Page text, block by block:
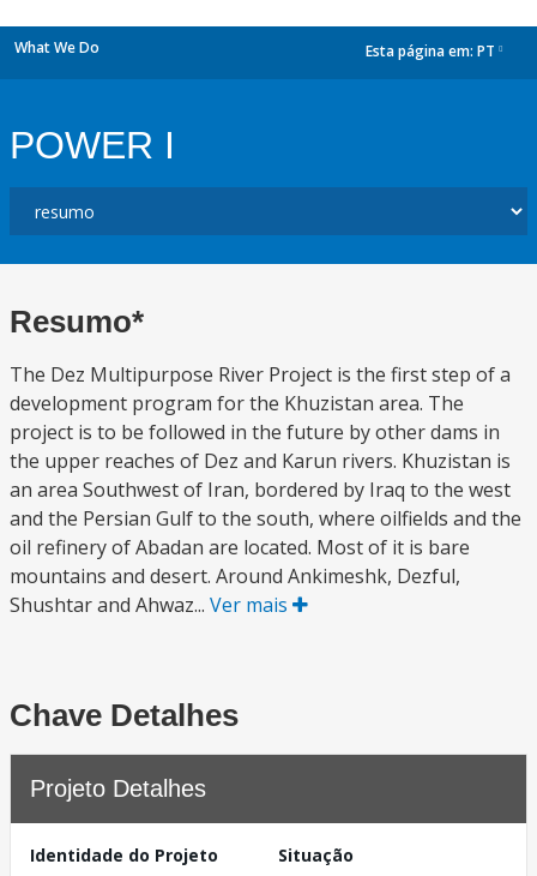
What We Do Esta página em: PT
POWER I
Resumo*
The Dez Multipurpose River Project is the first step of a
development program for the Khuzistan area. The
project is to be followed in the future by other dams in
the upper reaches of Dez and Karun rivers. Khuzistan is
an area Southwest of Iran, bordered by Iraq to the west
and the Persian Gulf to the south, where oilfields and the
oil refinery of Abadan are located. Most of it is bare
mountains and desert. Around Ankimeshk, Dezful,
Shushtar and Ahwaz... Ver mais
Chave Detalhes
Projeto Detalhes
Identidade do Projeto
Situação